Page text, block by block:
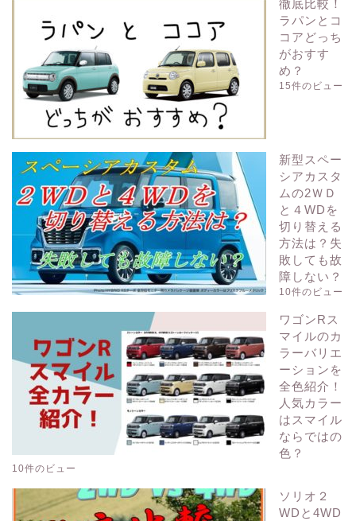
徹底比較！
ラパンとコ
コアどっち
がおすす
め？
15件のビュー
新型スペー
シアカスタ
ムの2ＷＤ
と４WDを
切り替える
方法は？失
敗しても故
障しない？
10件のビュー
ワゴンRス
マイルのカ
ラーバリエ
ーションを
全色紹介！
人気カラー
はスマイル
ならではの
色？
10件のビュー
ソリオ２
WDと4WD